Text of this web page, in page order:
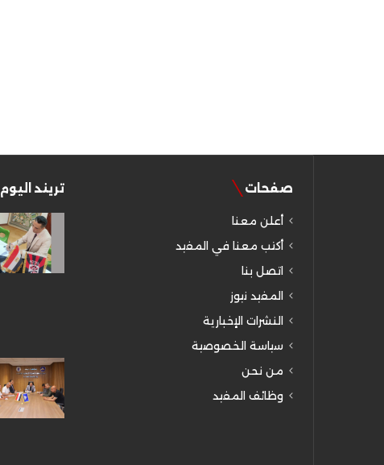
صفحات
أعلن معنا
أكتب معنا في المفيد
اتصل بنا
المفيد نيوز
النشرات الإخبارية
سياسة الخصوصية
من نحن
وظائف المفيد
تريند اليوم